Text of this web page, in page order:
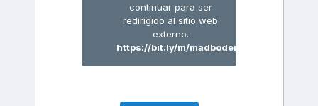
continuar para ser
redirigido al sitio web
externo.
https://bit.ly/m/madboden